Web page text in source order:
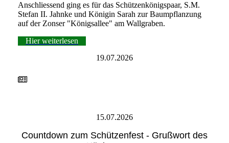
Anschliessend ging es für das Schützenkönigspaar, S.M.
Stefan II. Jahnke und Königin Sarah zur Baumpflanzung
auf der Zonser "Königsallee" am Wallgraben.
Hier weiterlesen
19.07.2026
15.07.2026
Countdown zum Schützenfest - Grußwort des